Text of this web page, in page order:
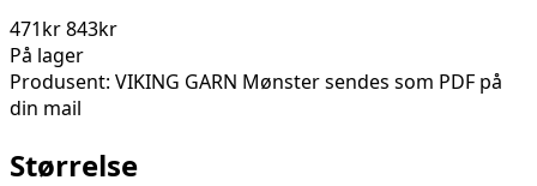
471kr843kr
På lager
Produsent: VIKING GARN Mønster sendes som PDF på
din mail
Størrelse